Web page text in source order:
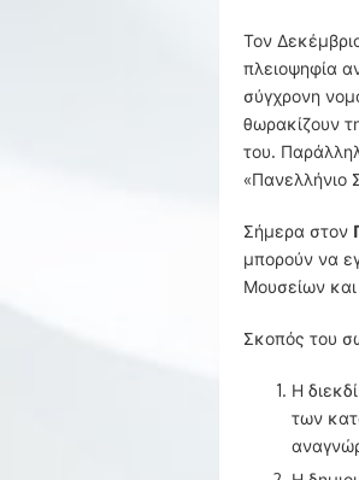
Τον
πλειοψηφία
σύγχρονη
θωρακίζουν
του.
«Πανελλήνιο
Σήμερα στον
μπορούν να
Μουσείων
Σκοπός του
Η
των